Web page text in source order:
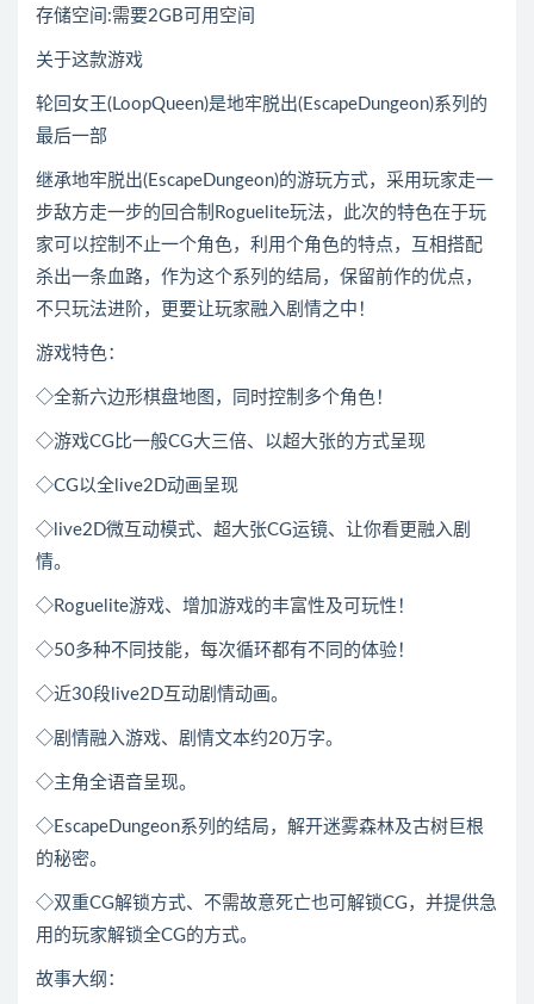
存储空间:需要2GB可用空间
关于这款游戏
轮回女王(LoopQueen)是地牢脱出(EscapeDungeon)系列的
最后一部
继承地牢脱出(EscapeDungeon)的游玩方式，采用玩家走一
步敌方走一步的回合制Roguelite玩法，此次的特色在于玩
家可以控制不止一个角色，利用个角色的特点，互相搭配
杀出一条血路，作为这个系列的结局，保留前作的优点，
不只玩法进阶，更要让玩家融入剧情之中！
游戏特色：
◇全新六边形棋盘地图，同时控制多个角色！
◇游戏CG比一般CG大三倍、以超大张的方式呈现
◇CG以全live2D动画呈现
◇live2D微互动模式、超大张CG运镜、让你看更融入剧
情。
◇Roguelite游戏、增加游戏的丰富性及可玩性！
◇50多种不同技能，每次循环都有不同的体验！
◇近30段live2D互动剧情动画。
◇剧情融入游戏、剧情文本约20万字。
◇主角全语音呈现。
◇EscapeDungeon系列的结局，解开迷雾森林及古树巨根
的秘密。
◇双重CG解锁方式、不需故意死亡也可解锁CG，并提供急
用的玩家解锁全CG的方式。
故事大纲：